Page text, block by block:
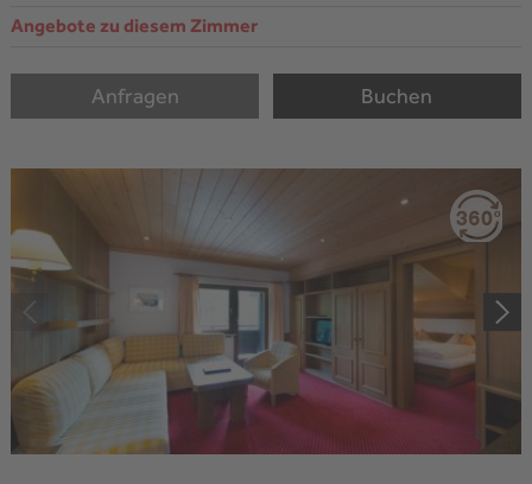
Angebote zu diesem Zimmer
Anfragen Buchen